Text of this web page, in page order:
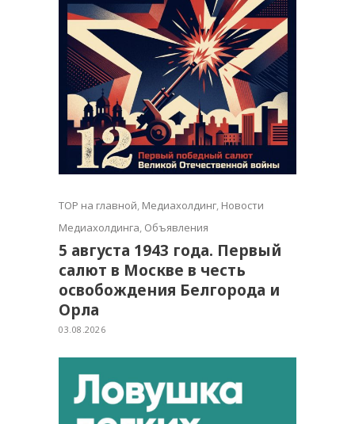
TOP на главной, Медиахолдинг, Новости
Медиахолдинга, Объявления
5 августа 1943 года. Первый
салют в Москве в честь
освобождения Белгорода и
Орла
03.08.2026